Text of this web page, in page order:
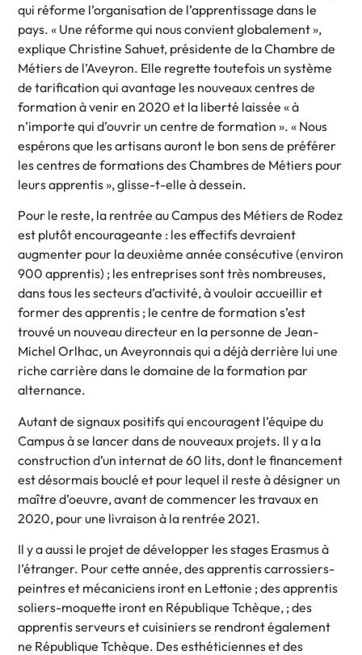
qui réforme l’organisation de l’apprentissage dans le
pays. « Une réforme qui nous convient globalement »,
explique Christine Sahuet, présidente de la Chambre de
Métiers de l’Aveyron. Elle regrette toutefois un système
de tarification qui avantage les nouveaux centres de
formation à venir en 2020 et la liberté laissée « à
n’importe qui d’ouvrir un centre de formation ». « Nous
espérons que les artisans auront le bon sens de préférer
les centres de formations des Chambres de Métiers pour
leurs apprentis », glisse-t-elle à dessein.
Pour le reste, la rentrée au Campus des Métiers de Rodez
est plutôt encourageante : les effectifs devraient
augmenter pour la deuxième année consécutive (environ
900 apprentis) ; les entreprises sont très nombreuses,
dans tous les secteurs d’activité, à vouloir accueillir et
former des apprentis ; le centre de formation s’est
trouvé un nouveau directeur en la personne de Jean-
Michel Orlhac, un Aveyronnais qui a déjà derrière lui une
riche carrière dans le domaine de la formation par
alternance.
Autant de signaux positifs qui encouragent l’équipe du
Campus à se lancer dans de nouveaux projets. Il y a la
construction d’un internat de 60 lits, dont le financement
est désormais bouclé et pour lequel il reste à désigner un
maître d’oeuvre, avant de commencer les travaux en
2020, pour une livraison à la rentrée 2021.
Il y a aussi le projet de développer les stages Erasmus à
l’étranger. Pour cette année, des apprentis carrossiers-
peintres et mécaniciens iront en Lettonie ; des apprentis
soliers-moquette iront en République Tchèque, ; des
apprentis serveurs et cuisiniers se rendront également
ne République Tchèque. Des esthéticiennes et des